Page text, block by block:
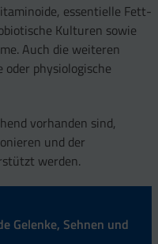
essentielle Fett-
Kulturen sowie
Auch die weiteren
physiologische
vorhanden sind,
und der
werden.
Gelenke, Sehnen und